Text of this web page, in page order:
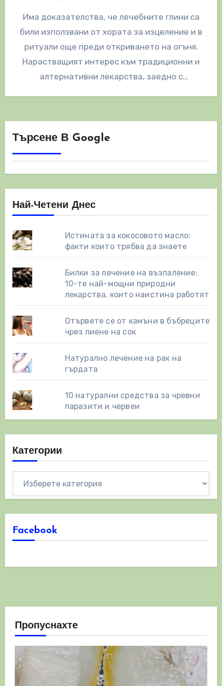
Има доказателства, че лечебните глини са
били използвани от хората за изцеление и в
ритуали още преди откриването на огъня.
Нарастващият интерес към традиционни и
алтернативни лекарства, заедно с
Търсене В Google
Най-Четени Днес
Истината за кокосовото масло:
факти които трябва да знаете
Билки за лечение на възпаление:
10-те най-мощни природни
лекарства, които наистина работят
Отървете се от камъни в бъбреците
чрез пиене на сок
Натурално лечение на рак на
гърдата
10 натурални средства за чревни
паразити и червеи
Категории
Facebook
Пропуснахте